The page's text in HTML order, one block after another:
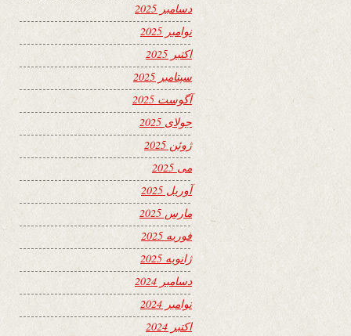
دسامبر 2025
نوامبر 2025
اکتبر 2025
سپتامبر 2025
آگوست 2025
جولای 2025
ژوئن 2025
می 2025
آوریل 2025
مارس 2025
فوریه 2025
ژانویه 2025
دسامبر 2024
نوامبر 2024
اکتبر 2024